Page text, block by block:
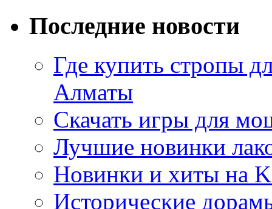
Последние новости
Где купить стропы
Алматы
Скачать игры для
Лучшие новинки
Новинки и хиты на
Исторические